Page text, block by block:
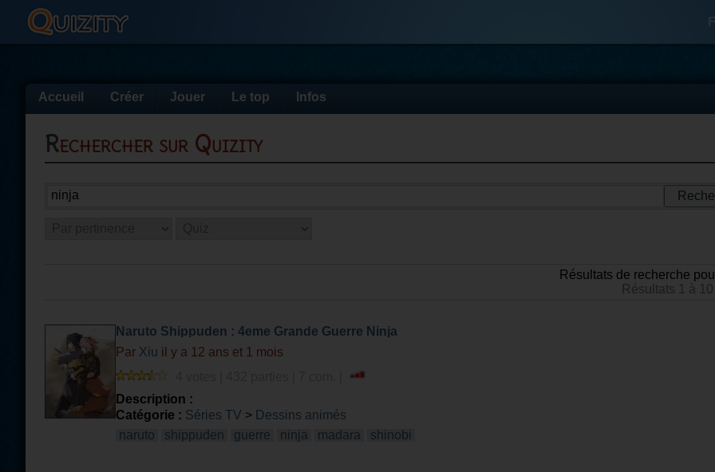
Accueil Créer Jouer Le top Infos
Rechercher sur Quizity
Résultats de recherche
Résultats 1 à
Naruto Shippuden : 4eme Grande Guerre Ninja
Par Xiu il y a 12 ans et 1 mois
Description :
Catégorie : Séries TV > Dessins animés
naruto
shippuden guerre ninja madara shinobi